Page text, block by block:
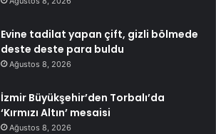
Evine tadilat yapan çift, gizli bölmede
deste deste para buldu
Ağustos 8, 2026
İzmir Büyükşehir’den Torbalı’da
‘Kırmızı Altın’ mesaisi
Ağustos 8, 2026